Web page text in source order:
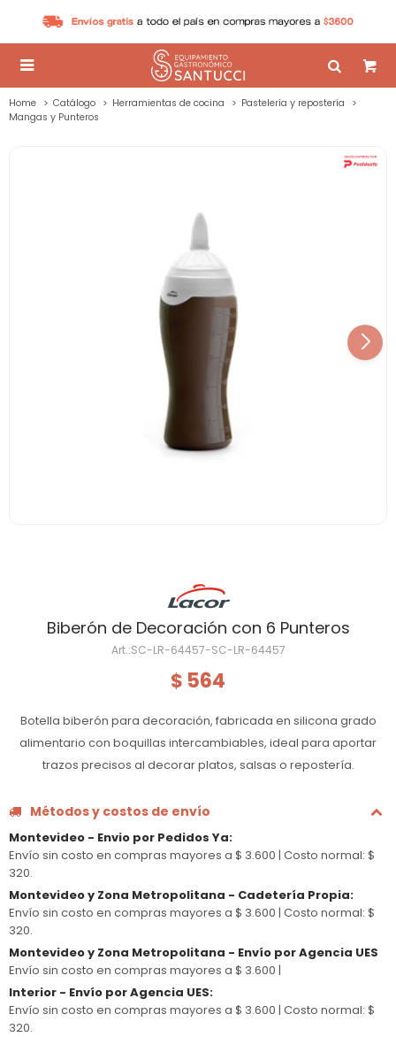

Home Catálogo Herramientas de cocina
Pastelería y repostería
Mangas y Punteros
Biberón de Decoración con 6 Punteros
SC-LR-64457-SC-LR-64457
$ 564
Botella biberón para decoración, fabricada en silicona grado
alimentario con boquillas intercambiables, ideal para aportar
trazos precisos al decorar platos, salsas o repostería.
Métodos y costos de envío
Montevideo - Envio por Pedidos Ya:
Envío sin costo en compras mayores a $ 3.600 | Costo normal: $
320.
Montevideo y Zona Metropolitana - Cadetería Propia:
Envío sin costo en compras mayores a $ 3.600 | Costo normal: $
320.
Montevideo y Zona Metropolitana - Envío por Agencia UES
Envío sin costo en compras mayores a $ 3.600 |
Interior - Envío por Agencia UES:
Envío sin costo en compras mayores a $ 3.600 | Costo normal: $
320.